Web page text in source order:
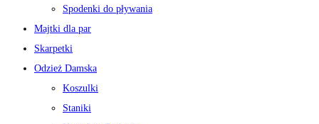
Spodenki do pływania
Majtki dla par
Skarpetki
Odzież Damska
Koszulki
Staniki